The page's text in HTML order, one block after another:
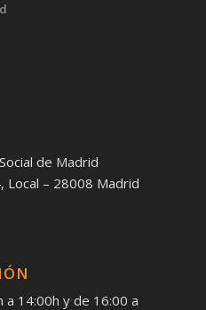
de Madrid
Local – 28008 Madrid
a 14:00h y de 16:00 a